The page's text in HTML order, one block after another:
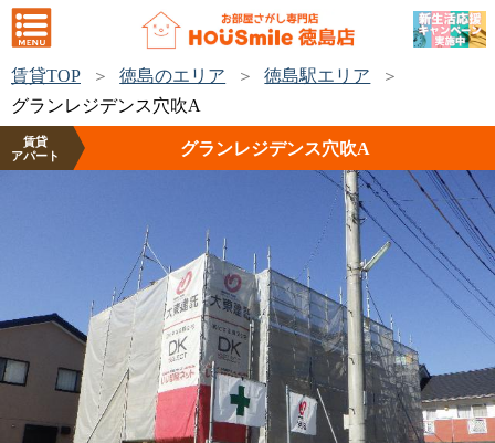
賃貸TOP 徳島のエリア
徳島駅エリア
グランレジデンス穴吹A
賃貸
アパート
グランレジデンス穴吹A